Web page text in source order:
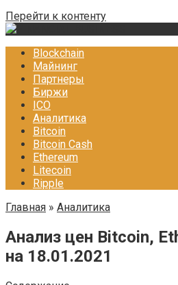
Перейти к контенту
Blockchain
Майнинг
Партнеры
Биржи
ICO
Аналитика
Bitcoin
Bitcoin Cash
Ethereum
Litecoin
Ripple
Главная » Аналитика
Анализ цен Bitcoin,
на 18.01.2021